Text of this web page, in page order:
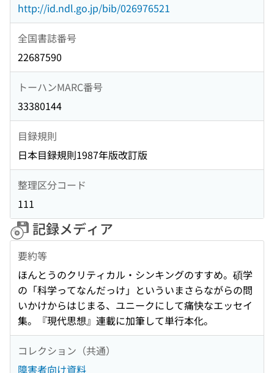
http://id.ndl.go.jp/bib/026976521
全国書誌番号
22687590
トーハンMARC番号
33380144
目録規則
日本目録規則1987年版改訂版
整理区分コード
111
記録メディア
要約等
ほんとうのクリティカル・シンキングのすすめ。碩学
の「科学ってなんだっけ」といういまさらながらの問
いかけからはじまる、ユニークにして痛快なエッセイ
集。『現代思想』連載に加筆して単行本化。
コレクション（共通）
障害者向け資料